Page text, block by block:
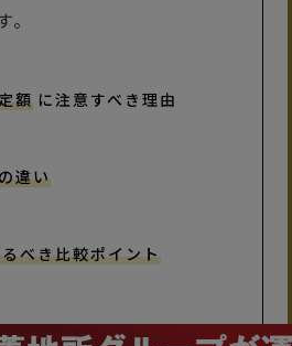
額 に注意すべき理由
違い
べき比較ポイント